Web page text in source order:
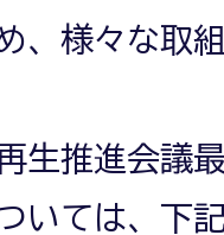
、様々な取
生推進会議
いては、下